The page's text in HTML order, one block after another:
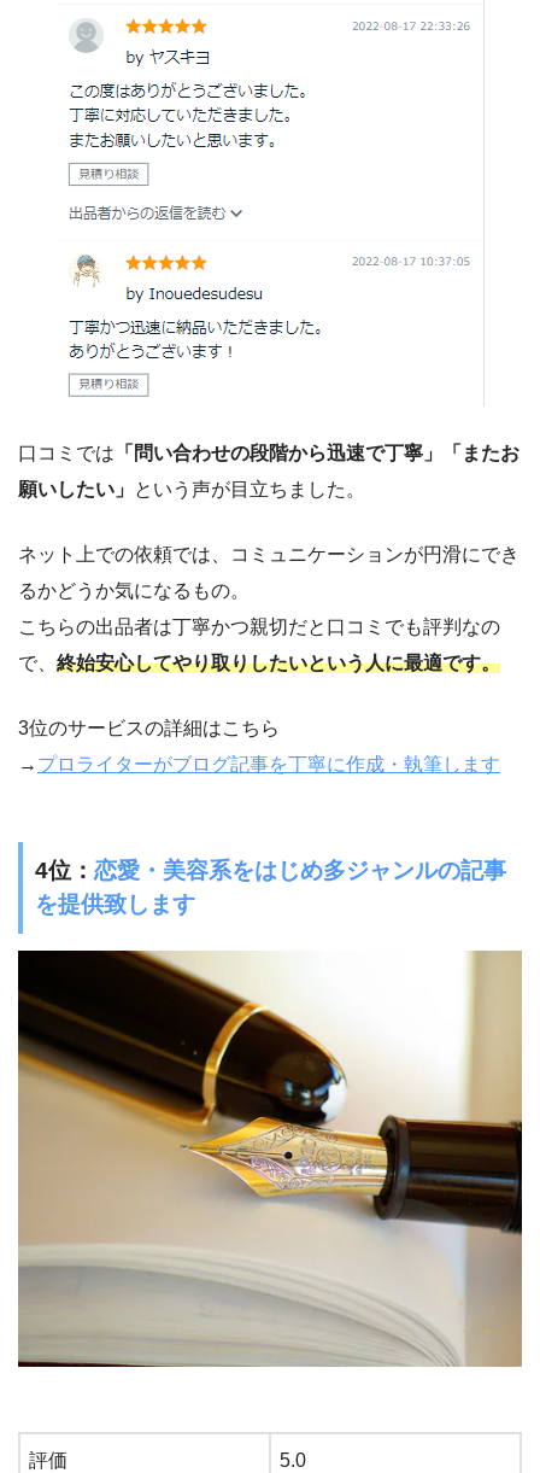
口コミでは 「問い合わせの段階から迅速で丁寧」「またお
願いしたい」 という声が目立ちました。
ネット上での依頼では、コミュニケーションが円滑にでき
るかどうか気になるもの。
こちらの出品者は丁寧かつ親切だと口コミでも評判なの
で、 終始安心してやり取りしたいという人に最適です。
3位のサービスの詳細はこちら
→ プロライターがブログ記事を丁寧に作成・執筆します
4位： 恋愛・美容系をはじめ多ジャンルの記事
を提供致します
評価 5.0